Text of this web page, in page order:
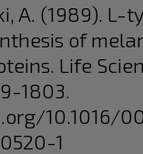
A. (1989). L-
of
Life
1803.
10.1016/
1